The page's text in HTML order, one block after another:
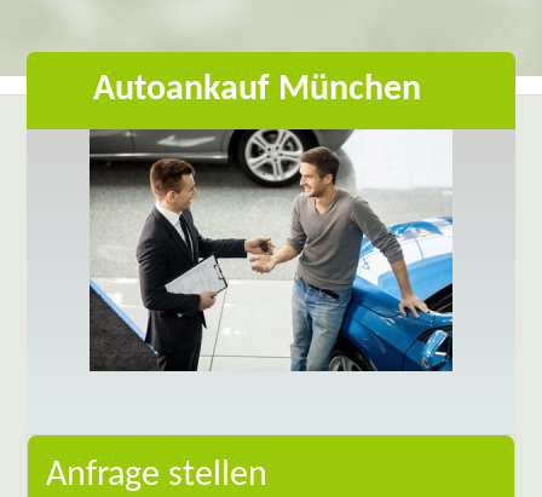
Autoankauf München
Anfrage stellen